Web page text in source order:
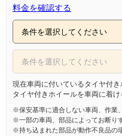
料金を確認する
現在車両に付いているタイヤ付
タイヤ付きホイールを車両に着け
※保安基準に適合しない車両、作業
※一部の車両、部品によってお断り
※持ち込まれた部品が動作不良品の